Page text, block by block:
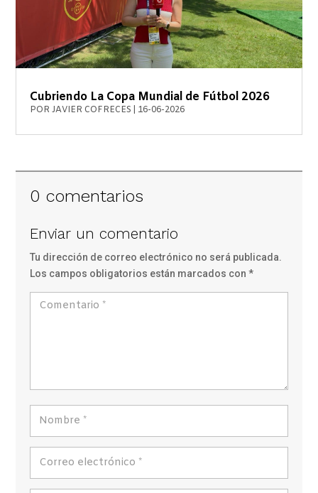
Cubriendo La Copa Mundial de Fútbol 2026
PORJAVIER COFRECES 16-06-2026
0 comentarios
Enviar un comentario
Tu dirección de correo electrónico no será publicada.
Los campos obligatorios están marcados con*